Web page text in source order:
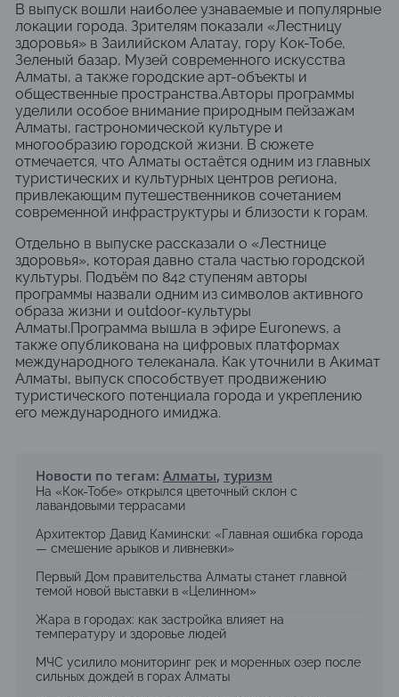
В выпуск вошли наиболее узнаваемые и популярные
локации города. Зрителям показали «Лестницу
здоровья» в Заилийском Алатау, гору Кок-Тобе,
Зеленый базар, Музей современного искусства
Алматы, а также городские арт-объекты и
общественные пространства.Авторы программы
уделили особое внимание природным пейзажам
Алматы, гастрономической культуре и
многообразию городской жизни. В сюжете
отмечается, что Алматы остаётся одним из главных
туристических и культурных центров региона,
привлекающим путешественников сочетанием
современной инфраструктуры и близости к горам.
Отдельно в выпуске рассказали о «Лестнице
здоровья», которая давно стала частью городской
культуры. Подъём по 842 ступеням авторы
программы назвали одним из символов активного
образа жизни и outdoor-культуры
Алматы.Программа вышла в эфире Euronews, а
также опубликована на цифровых платформах
международного телеканала. Как уточнили в Акимат
Алматы, выпуск способствует продвижению
туристического потенциала города и укреплению
его международного имиджа.
Новости по тегам: Алматы, туризм
На «Кок-Тобе» открылся цветочный склон с
лавандовыми террасами
Архитектор Давид Камински: «Главная ошибка города
— смешение арыков и ливневки»
Первый Дом правительства Алматы станет главной
темой новой выставки в «Целинном»
Жара в городах: как застройка влияет на
температуру и здоровье людей
МЧС усилило мониторинг рек и моренных озер после
сильных дождей в горах Алматы